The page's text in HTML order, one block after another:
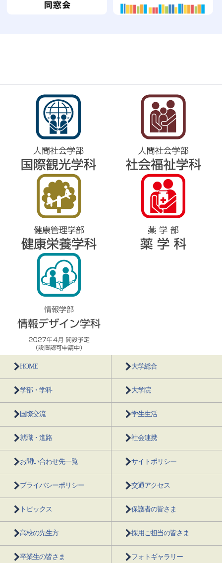
HOME 大学総合
学部・学科 大学院
国際交流 学生生活
就職・進路 社会連携
お問い合わせ先一覧 サイトポリシー
プライバシーポリシー 交通アクセス
トピックス 保護者の皆さま
高校の先生方 採用ご担当の皆さま
卒業生の皆さま フォトギャラリー